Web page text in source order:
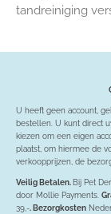
tandreiniging
U heeft geen account,
bestellen. U kunt direct
kiezen om een eigen
plaatst, om hiermee de
verkoopprijzen, de
Veilig Betalen. Bij Pet
door Mollie Payments.
39,-. Bezorgkosten